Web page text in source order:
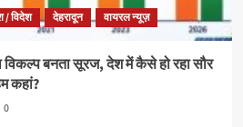
/ विदेश देहरादून वायरल न्यूज़
बनता सूरज, देश में कैसे हो रहा सौर
कहां?
0